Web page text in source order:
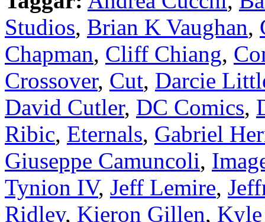
Studios, Brian K Vaughan,
Chapman, Cliff Chiang,
Crossover, Cut, Darcie
David Cutler, DC Comics,
Ribic, Eternals, Gabriel
Giuseppe Camuncoli,
Tynion IV, Jeff Lemire,
Ridley, Kieron Gillen, Kyle